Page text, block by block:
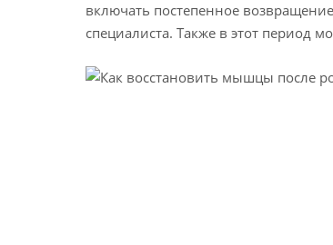
включать постепенное
специалиста. Также в этот период